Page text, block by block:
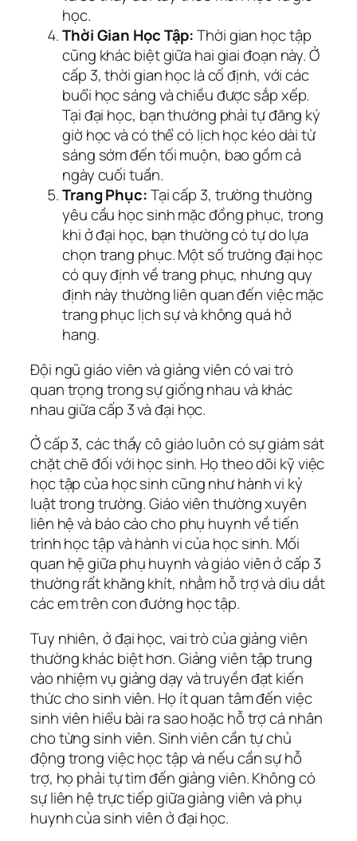
học.
Thời Gian Học Tập:Thời gian học tập
cũng khác biệt giữa hai giai đoạn này. Ở
cấp 3, thời gian học là cố định, với các
buổi học sáng và chiều được sắp xếp.
Tại đại học, bạn thường phải tự đăng ký
giờ học và có thể có lịch học kéo dài từ
sáng sớm đến tối muộn, bao gồm cả
ngày cuối tuần.
Trang Phục:Tại cấp 3, trường thường
yêu cầu học sinh mặc đồng phục, trong
khi ở đại học, bạn thường có tự do lựa
chọn trang phục. Một số trường đại học
có quy định về trang phục, nhưng quy
định này thường liên quan đến việc mặc
trang phục lịch sự và không quá hở
hang.
Đội ngũ giáo viên và giảng viên có vai trò
quan trọng trong sự giống nhau và khác
nhau giữa cấp 3 và đại học.
Ở cấp 3, các thầy cô giáo luôn có sự giám sát
chặt chẽ đối với học sinh. Họ theo dõi kỹ việc
học tập của học sinh cũng như hành vi kỷ
luật trong trường. Giáo viên thường xuyên
liên hệ và báo cáo cho phụ huynh về tiến
trình học tập và hành vi của học sinh. Mối
quan hệ giữa phụ huynh và giáo viên ở cấp 3
thường rất khăng khít, nhằm hỗ trợ và dìu dắt
các em trên con đường học tập.
Tuy nhiên, ở đại học, vai trò của giảng viên
thường khác biệt hơn. Giảng viên tập trung
vào nhiệm vụ giảng dạy và truyền đạt kiến
thức cho sinh viên. Họ ít quan tâm đến việc
sinh viên hiểu bài ra sao hoặc hỗ trợ cá nhân
cho từng sinh viên. Sinh viên cần tự chủ
động trong việc học tập và nếu cần sự hỗ
trợ, họ phải tự tìm đến giảng viên. Không có
sự liên hệ trực tiếp giữa giảng viên và phụ
huynh của sinh viên ở đại học.